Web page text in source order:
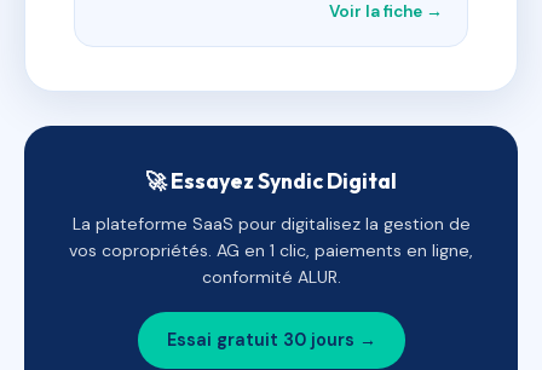
Voir la fiche →
🚀 Essayez Syndic Digital
La plateforme SaaS pour digitalisez la gestion de
vos copropriétés. AG en 1 clic, paiements en ligne,
conformité ALUR.
Essai gratuit 30 jours →